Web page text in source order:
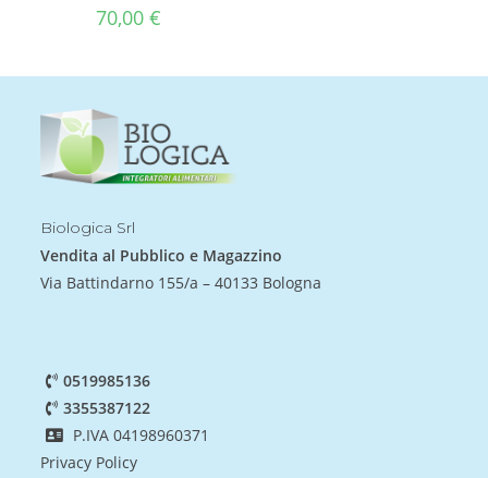
70,00€
Biologica Srl
Vendita al Pubblico e Magazzino
Via Battindarno 155/a – 40133 Bologna
0519985136
3355387122
P.IVA 04198960371
Privacy Policy